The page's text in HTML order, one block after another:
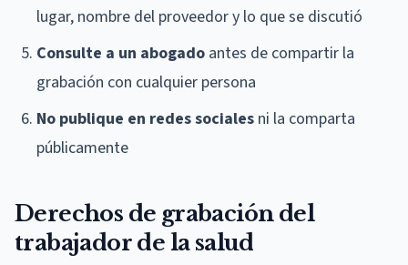
lugar, nombre del proveedor y lo que se discutió
Consulte a un abogado antes de compartir la
grabación con cualquier persona
No publique en redes sociales ni la comparta
públicamente
Derechos de grabación del
trabajador de la salud